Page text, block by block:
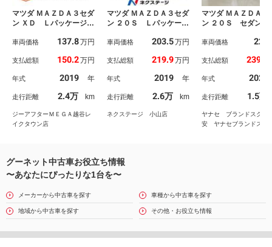
マツダ ＭＡＺＤＡ３セダ
ン ＸＤ Ｌパッケージ
チナビ フルセグＴＶ
ティブセンス レーダー
黒革シート シートヒー
ター ブラインドスポッ
トモニター ＬＥＤヘッ
ドライト パワーシート
車両価格 137.8万円
支払総額 150.2万円
年式 2019 年
走行距離 2.4万 km
ジーアフターＭＥＧＡ越谷レ
イクタウン店
マツダ ＭＡＺＤＡ３セダ
ン ２０Ｓ Ｌパッケー
クカメラ 衝突被害軽減
ーズ ブラインドスポッ
動リアゲート ＬＥＤヘ
ッド 白革シート パワ
ーシート シートヒータ
ー ＥＴＣ スマートキ
車両価格 203.5万円
支払総額 219.9万円
年式 2019 年
走行距離 2.6万 km
ネクステージ 小山店
マツダ ＭＡＺＤＡ３
ン ２０Ｓ セダン
ルー フロアマッ
音楽プレーヤー接
ＴＶ ＥＴＣ ＬＥ
ッドライト 全周囲
ラ フロントカメ
イドカメラ バック
ター 盗難防止
車両価格 224
支払総額 239.4
年式 2023
走行距離 1.5万
ヤナセ ブランドスクエ
安 ヤナセブランドスク
グーネット中古車お役立ち情報
〜あなたにぴったりな1台を〜
メーカーから中古車を探す 車種から中古車を探す
地域から中古車を探す その他・お役立ち情報